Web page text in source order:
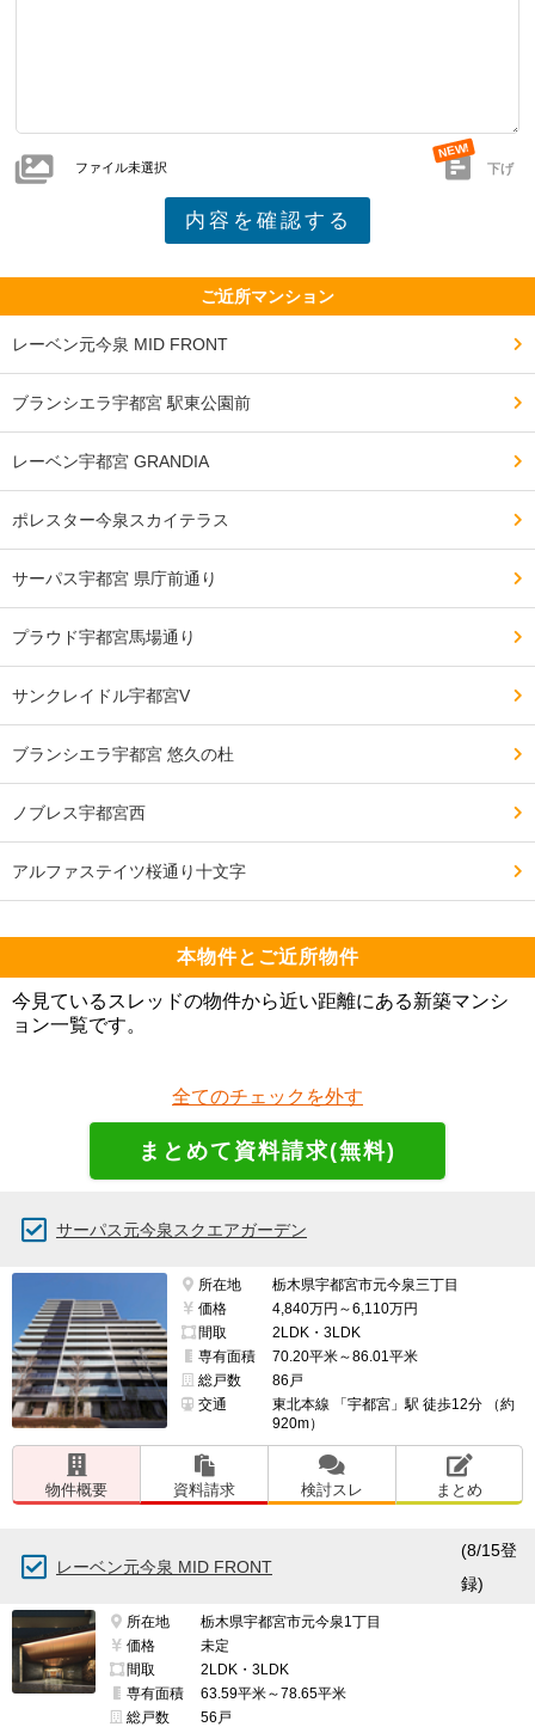
ファイル未選択 下げ
ご近所マンション
レーベン元今泉 MID FRONT
ブランシエラ宇都宮 駅東公園前
レーベン宇都宮 GRANDIA
ポレスター今泉スカイテラス
サーパス宇都宮 県庁前通り
プラウド宇都宮馬場通り
サンクレイドル宇都宮V
ブランシエラ宇都宮 悠久の杜
ノブレス宇都宮西
アルファステイツ桜通り十文字
本物件とご近所物件
今見ているスレッドの物件から近い距離にある新築マンシ
ョン一覧です。
全てのチェックを外す
サーパス元今泉スクエアガーデン
所在地
栃木県宇都宮市元今泉三丁目
価格
4,840万円～6,110万円
間取
2LDK・3LDK
専有面積
70.20平米～86.01平米
総戸数
86戸
交通
東北本線 「宇都宮」駅 徒歩12分 （約
920m）
物件概要 資料請求 検討スレ まとめ
レーベン元今泉 MID FRONT
(8/15登
録)
所在地
栃木県宇都宮市元今泉1丁目
価格
未定
間取
2LDK・3LDK
専有面積
63.59平米～78.65平米
総戸数
56戸